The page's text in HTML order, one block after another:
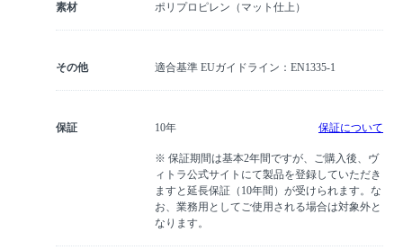
素材 ポリプロピレン（マット仕上）
その他 適合基準 EUガイドライン：EN1335-1
保証 10年 保証について
※ 保証期間は基本2年間ですが、ご購入後、ヴ
ィトラ公式サイトにて製品を登録していただき
ますと延長保証（10年間）が受けられます。な
お、業務用としてご使用される場合は対象外と
なります。